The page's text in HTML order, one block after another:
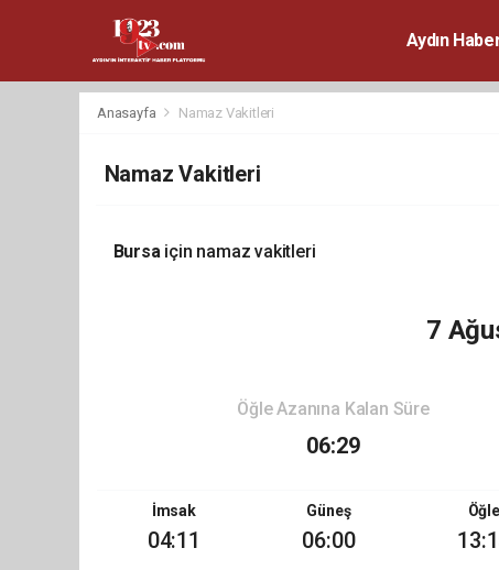
Aydın
Anasayfa Namaz Vakitleri
Namaz Vakitleri
Bursaiçin namaz vakitleri
7
Öğle Azanına Kalan Süre
06:29
İmsak
04:11
Güneş
06:00
Öğle